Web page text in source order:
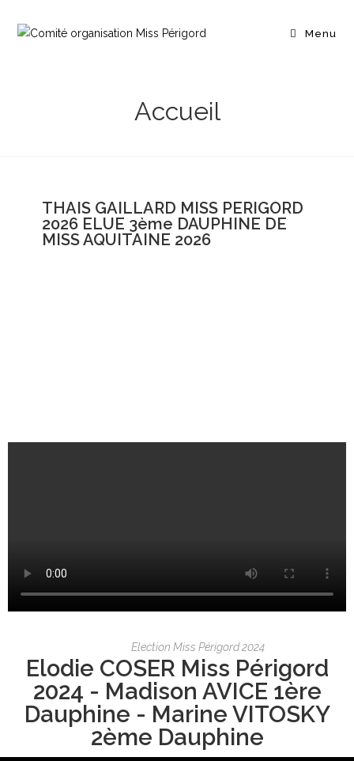
Menu
Accueil
THAIS GAILLARD MISS PERIGORD
2026 ELUE 3ème DAUPHINE DE
MISS AQUITAINE 2026
Election Miss Périgord 2024
Elodie COSER Miss Périgord
2024 - Madison AVICE 1ère
Dauphine - Marine VITOSKY
2ème Dauphine